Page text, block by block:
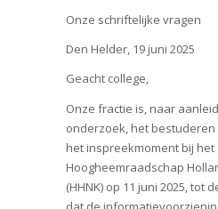
Onze schriftelijke vragen
Den Helder, 19 juni 2025
Geacht college,
Onze fractie is, naar
onderzoek, het
het inspreekmoment bij het
Hoogheemraadschap
(HHNK) op 11 juni 2025, tot